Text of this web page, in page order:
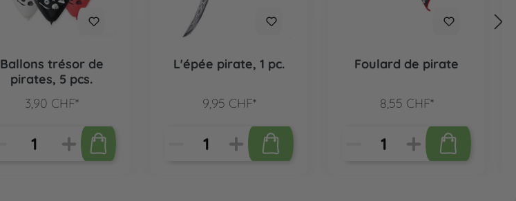
Ballons trésor de
pirates, 5 pcs.
3,90 CHF*
L'épée pirate, 1 pc.
9,95 CHF*
Foulard de pirate
8,55 CHF*